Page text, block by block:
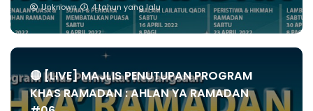
Unknown 4 tahun yang lalu
🔴 [LIVE] MAJLIS PENUTUPAN PROGRAM
KHAS RAMADAN : AHLAN YA RAMADAN